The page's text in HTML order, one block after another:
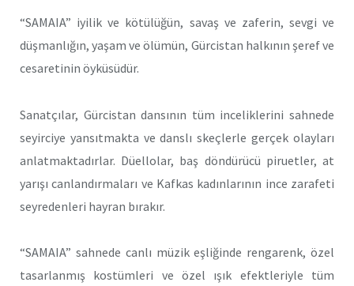
“SAMAIA” iyilik ve kötülüğün, savaş ve zaferin, sevgi ve
düşmanlığın, yaşam ve ölümün, Gürcistan halkının şeref ve
cesaretinin öyküsüdür.
Sanatçılar, Gürcistan dansının tüm inceliklerini sahnede
seyirciye yansıtmakta ve danslı skeçlerle gerçek olayları
anlatmaktadırlar. Düellolar, baş döndürücü piruetler, at
yarışı canlandırmaları ve Kafkas kadınlarının ince zarafeti
seyredenleri hayran bırakır.
“SAMAIA” sahnede canlı müzik eşliğinde rengarenk, özel
tasarlanmış kostümleri ve özel ışık efektleriyle tüm